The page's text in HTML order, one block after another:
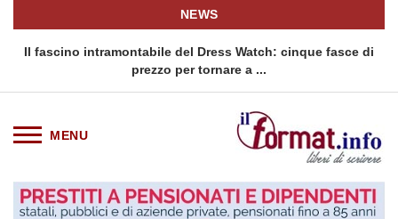
NEWS
Il fascino intramontabile del Dress Watch: cinque fasce di
prezzo per tornare a ...